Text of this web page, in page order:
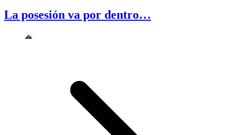
La posesión va por dentro…